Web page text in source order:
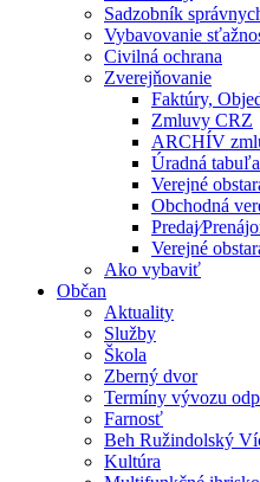
Sadzobník
Vybavovanie
Civilná ochrana
Zverejňovanie
Faktúry,
Zmluvy CRZ
ARCHÍV
Úradná tabuľa
Verejné
Obchodná
Verejné
Ako vybaviť
Občan
Aktuality
Služby
Škola
Zberný dvor
Termíny vývozu
Farnosť
Beh Ružindolský
Kultúra